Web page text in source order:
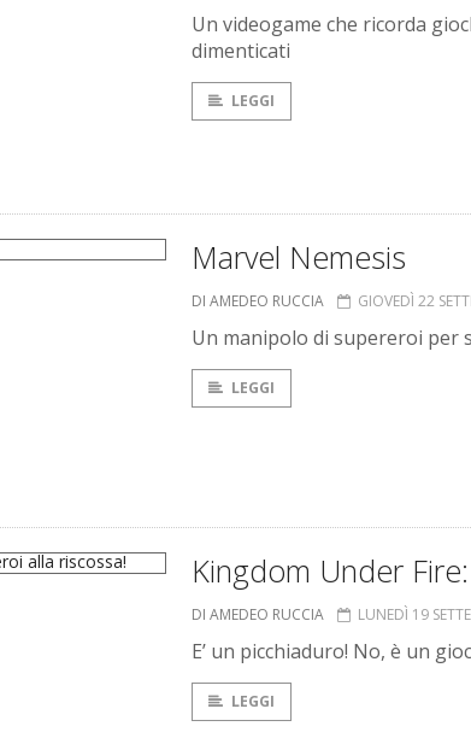
Un videogame che ricorda
dimenticati
LEGGI
Marvel Nemesis
DI AMEDEO RUCCIA GIOVEDÌ 22
Un manipolo di supereroi per
LEGGI
Kingdom Under
DI AMEDEO RUCCIA LUNEDÌ 19
E’ un picchiaduro! No, è un
LEGGI